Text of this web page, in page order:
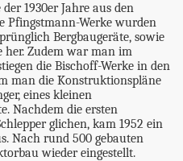
1930er Jahre aus den
Pfingstmann-Werke wurden
Bergbaugeräte, sowie
her. Zudem war man im
die Bischoff-Werke in den
man die Konstruktionspläne
eines kleinen
Nachdem die ersten
glichen, kam 1952 ein
Nach rund 500 gebauten
wieder eingestellt.